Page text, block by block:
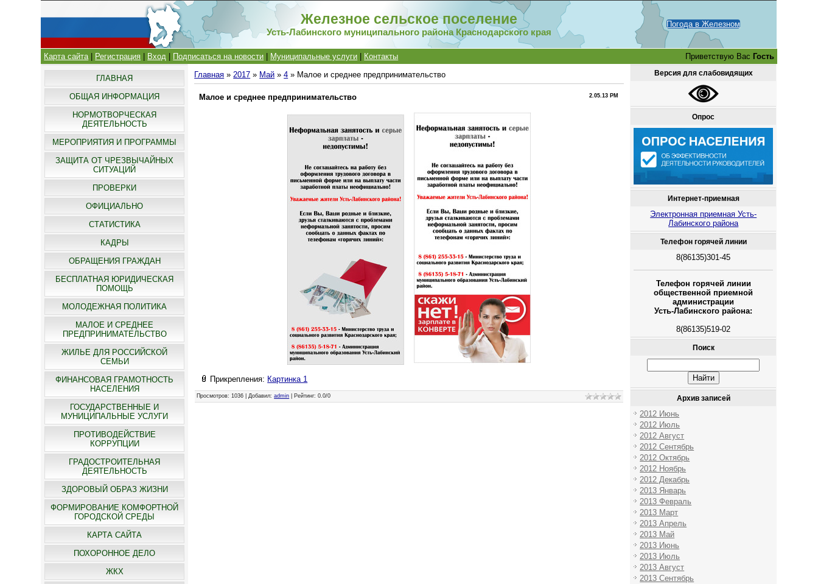
Железное сельское поселение
Усть-Лабинского муниципального района Краснодарского края
Погода в Железном
Карта сайта| Регистрация Вход Подписаться на новости Муниципальные услуги Контакты Приветствую Вас Гость
ГЛАВНАЯ
ОБЩАЯ ИНФОРМАЦИЯ
НОРМОТВОРЧЕСКАЯ
ДЕЯТЕЛЬНОСТЬ
МЕРОПРИЯТИЯ И ПРОГРАММЫ
ЗАЩИТА ОТ ЧРЕЗВЫЧАЙНЫХ
СИТУАЦИЙ
ПРОВЕРКИ
ОФИЦИАЛЬНО
СТАТИСТИКА
КАДРЫ
ОБРАЩЕНИЯ ГРАЖДАН
БЕСПЛАТНАЯ ЮРИДИЧЕСКАЯ
ПОМОЩЬ
МОЛОДЕЖНАЯ ПОЛИТИКА
МАЛОЕ И СРЕДНЕЕ
ПРЕДПРИНИМАТЕЛЬСТВО
ЖИЛЬЕ ДЛЯ РОССИЙСКОЙ
СЕМЬИ
ФИНАНСОВАЯ ГРАМОТНОСТЬ
НАСЕЛЕНИЯ
ГОСУДАРСТВЕННЫЕ И
МУНИЦИПАЛЬНЫЕ УСЛУГИ
ПРОТИВОДЕЙСТВИЕ
КОРРУПЦИИ
ГРАДОСТРОИТЕЛЬНАЯ
ДЕЯТЕЛЬНОСТЬ
ЗДОРОВЫЙ ОБРАЗ ЖИЗНИ
ФОРМИРОВАНИЕ КОМФОРТНОЙ
ГОРОДСКОЙ СРЕДЫ
КАРТА САЙТА
ПОХОРОННОЕ ДЕЛО
ЖКХ
Главная »2017 » Май » 4 » Малое и среднее предпринимательство
2.05.13 PM
Малое и среднее предпринимательство
Прикрепления: Картинка 1
Просмотров: 1036 |Добавил:admin Рейтинг:0.0/0
Версия для слабовидящих
Опрос
Интернет-приемная
Электронная приемная Усть-
Лабинского района
Телефон горячей линии
8(86135)301-45
Телефон горячей линии
общественной приемной
администрации
Усть-Лабинского района:
8(86135)519-02
Поиск
Архив записей
2012 Июнь
2012 Июль
2012 Август
2012 Сентябрь
2012 Октябрь
2012 Ноябрь
2012 Декабрь
2013 Январь
2013 Февраль
2013 Март
2013 Апрель
2013 Май
2013 Июнь
2013 Июль
2013 Август
2013 Сентябрь